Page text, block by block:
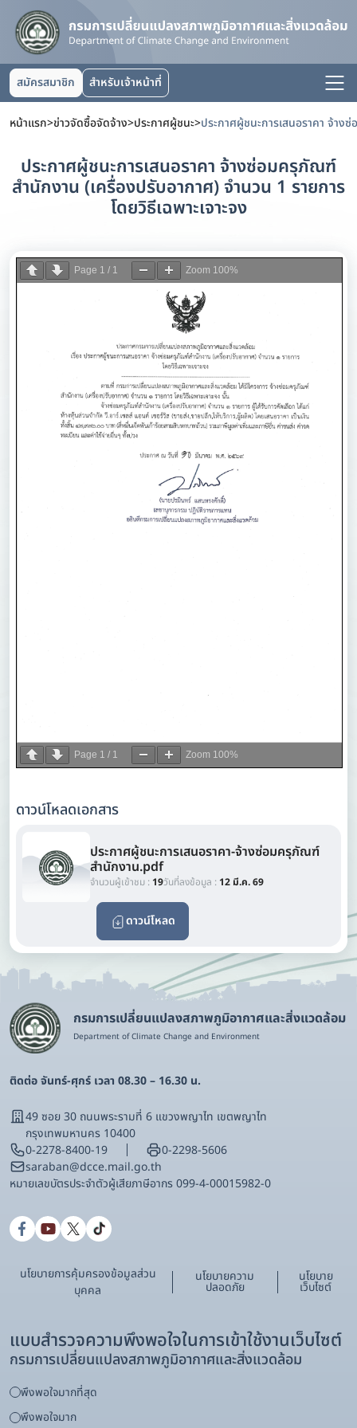
สมัครสมาชิก สำหรับเจ้าหน้าที่
หน้าแรก>ข่าวจัดซื้อจัดจ้าง>ประกาศผู้ชนะ>
ประกาศผู้ชนะการเสนอราคา จ้างซ่อมครุภัณฑ์
สำนักงาน (เครื่องปรับอากาศ) จำนวน 1 รายการ
โดยวิธีเฉพาะเจาะจง
Page 1 / 1 Zoom 100%
Page 1 / 1 Zoom 100%
ดาวน์โหลดเอกสาร
ประกาศผู้ชนะการเสนอราคา-จ้างซ่อมครุภัณฑ์
สำนักงาน.pdf
จำนวนผู้เข้าชม : 19วันที่ลงข้อมูล : 12 มี.ค. 69
ดาวน์โหลด
กรมการเปลี่ยนแปลงสภาพภูมิอากาศและสิ่งแวดล้อม
Department of Climate Change and Environment
ติดต่อ จันทร์-ศุกร์ เวลา 08.30 – 16.30 น.
49 ซอย 30 ถนนพระรามที่ 6 แขวงพญาไท เขตพญาไท
กรุงเทพมหานคร 10400
0-2278-8400-19
0-2298-5606
saraban@dcce.mail.go.th
หมายเลขบัตรประจําตัวผู้เสียภาษีอากร 099-4-00015982-0
นโยบายการคุ้มครองข้อมูลส่วน
บุคคล
นโยบายความ
ปลอดภัย
นโยบาย
เว็บไซต์
แบบสำรวจความพึงพอใจในการเข้าใช้งานเว็บไซต์
กรมการเปลี่ยนแปลงสภาพภูมิอากาศและสิ่งแวดล้อม
พึงพอใจมากที่สุด
พึงพอใจมาก